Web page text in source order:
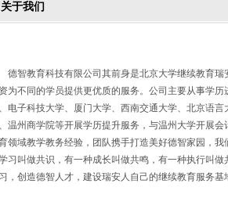
关于我们
德智教育科技有限公司其前身是北京大学继续教育
为不同的学员提供更优质的服务。公司主要从事学
电子科技大学、厦门大学、西南交通大学、北京语
温州商学院等开展学历提升服务，与温州大学开展
领域教学教务经验，团队携手打造美好德智家园，我
习叫做共识，有一种成长叫做共鸣，有一种执行叫
，创造德智人才，建设瑞安人自己的继续教育服务基